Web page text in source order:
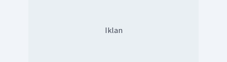
Iklan